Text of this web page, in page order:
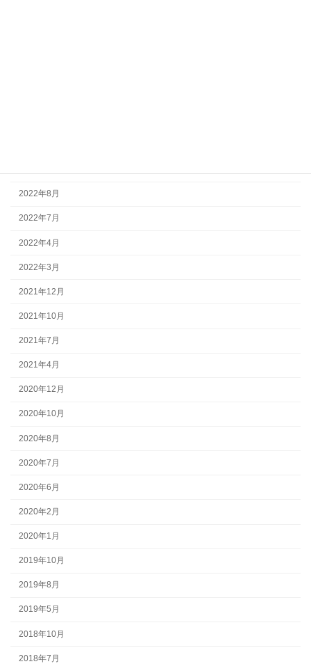
2022年8月
2022年7月
2022年4月
2022年3月
2021年12月
2021年10月
2021年7月
2021年4月
2020年12月
2020年10月
2020年8月
2020年7月
2020年6月
2020年2月
2020年1月
2019年10月
2019年8月
2019年5月
2018年10月
2018年7月